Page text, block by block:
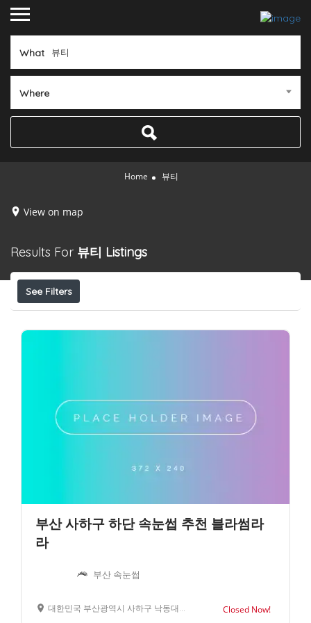
What
Where
Home 뷰티
View on map
Results For 뷰티 Listings
See Filters
부산 사하구 하단 속눈썹 추천 블라썸라
라
부산 속눈썹
대한민국 부산광역시 사하구 낙동대로390번길 17 Closed Now!